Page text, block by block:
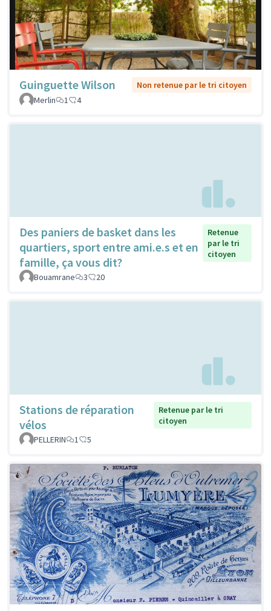
Guinguette Wilson
Non retenue par le tri citoyen
Merlin
1 4
Des paniers de basket dans les
quartiers, sport entre ami.e.s et en
famille, ça vous dit?
Retenue
par le tri
citoyen
Bouamrane 3 20
Stations de réparation
vélos
Retenue par le tri
citoyen
PELLERIN
1 5